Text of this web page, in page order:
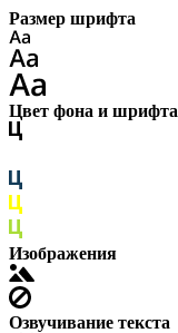
Размер шрифта
Цвет фона и шрифта
Изображения
Озвучивание текста